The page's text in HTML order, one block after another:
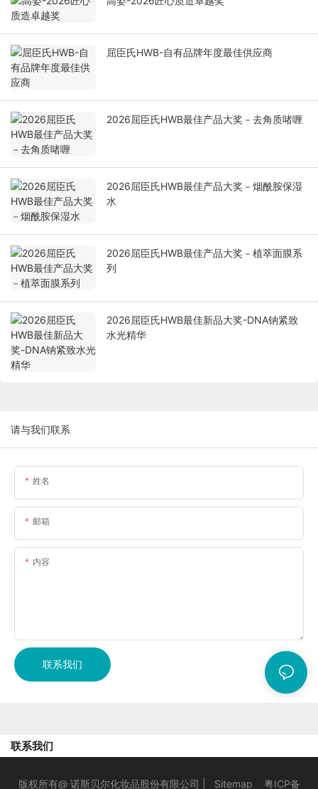
屈臣氏HWB-自有品牌年度最佳供应商
2026屈臣氏HWB最佳产品大奖－去角质啫喱
2026屈臣氏HWB最佳产品大奖－烟酰胺保湿
水
2026屈臣氏HWB最佳产品大奖－植萃面膜系
列
2026屈臣氏HWB最佳新品大奖-DNA钠紧致
水光精华
请与我们联系
姓名
邮箱
内容
联系我们
联系我们
版权所有@ 诺斯贝尔化妆品股份有限公司 | Sitemap 粤ICP备